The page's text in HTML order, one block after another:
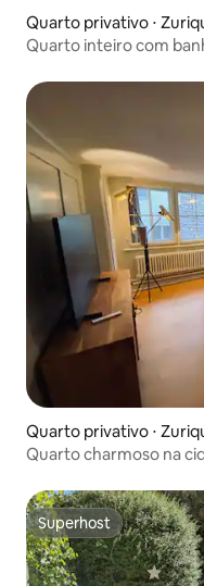
Quarto privativo ⋅
Quarto inteiro com
Quarto privativo ⋅
Quarto charmoso na
Superhost
Superhost